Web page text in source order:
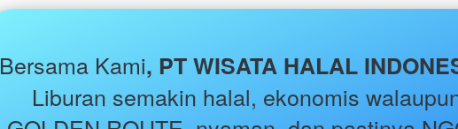
Bersama Kami
Liburan semakin halal, ekonomis